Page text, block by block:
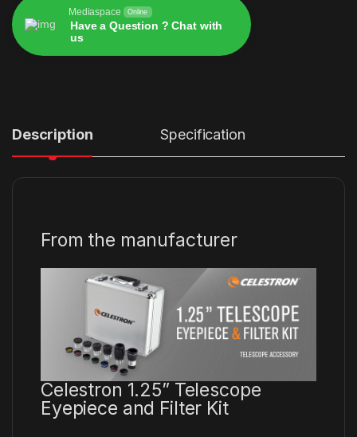
Mediaspace Online
Have a Question ? Chat with
us
Description Specification
From the manufacturer
Celestron 1.25” Telescope
Eyepiece and Filter Kit